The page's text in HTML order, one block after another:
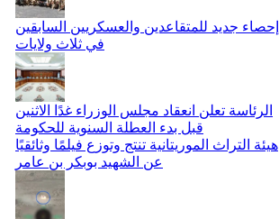
إحصاء جديد للمتقاعدين والعسكريين السابقين
في ثلاث ولايات
الرئاسة تعلن انعقاد مجلس الوزراء غدًا الاثنين
قبل بدء العطلة السنوية للحكومة
هيئة التراث الموريتانية تنتج وتوزع فيلمًا وثائقيًا
عن الشهيد بوبكر بن عامر